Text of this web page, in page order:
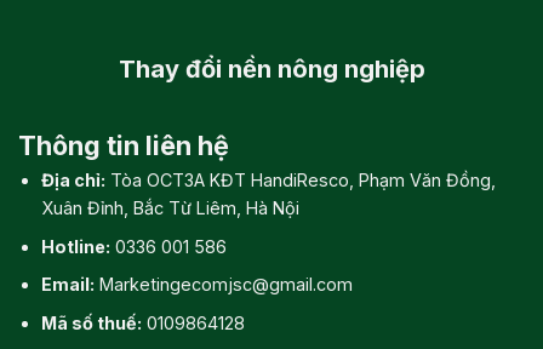
Thay đổi nền nông nghiệp
Thông tin liên hệ
Địa chỉ: Tòa OCT3A KĐT HandiResco, Phạm Văn Đồng,
Xuân Đỉnh, Bắc Từ Liêm, Hà Nội
Hotline: 0336 001 586
Email: Marketingecomjsc@gmail.com
Mã số thuế: 0109864128